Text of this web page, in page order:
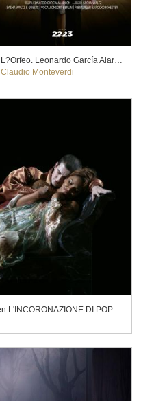
L?Orfeo. Leonardo García Alarcón y Sasha Waltz (2023)
Claudio Monteverdi
Philippe Jaroussky y Danielle de Niese en L'INCORONAZIONE DI POPPEA. Pier Luigi Pizzi (2010)